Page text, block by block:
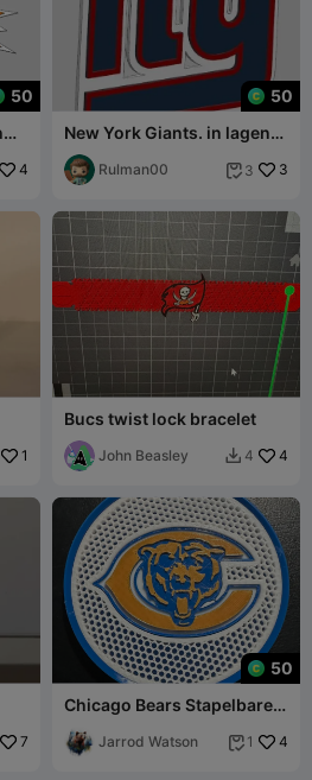
50
4
50
New York Giants. in lagen
om in kleuren te kunnen
printenRulman00  3 3
1
Bucs twist lock bracelet
John Beasley  4 4
7
50
Chicago Bears Stapelbare
Jarrod Watson  1 4